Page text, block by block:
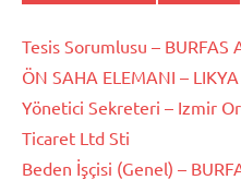
Tesis Sorumlusu – BURFAS
ÖN SAHA ELEMANI – LIKYA
Yönetici Sekreteri – Izmir
Ticaret Ltd Sti
Beden İşçisi (Genel) –